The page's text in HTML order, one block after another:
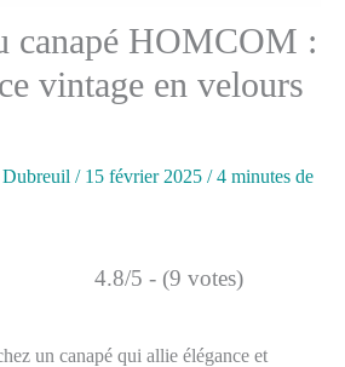
canapé HOMCOM :
vintage en velours
/ 15 février 2025 /4 minutes de
4.8/5 - (9 votes)
un canapé qui allie élégance et